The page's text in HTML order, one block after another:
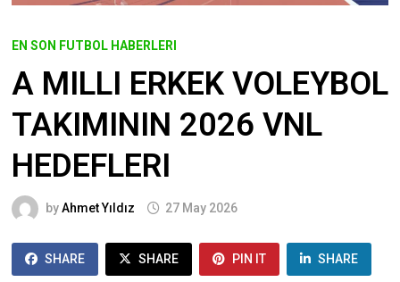
EN SON FUTBOL HABERLERI
A MILLI ERKEK VOLEYBOL
TAKIMININ 2026 VNL
HEDEFLERI
byAhmet Yıldız 27 May 2026
SHARE SHARE PIN IT SHARE